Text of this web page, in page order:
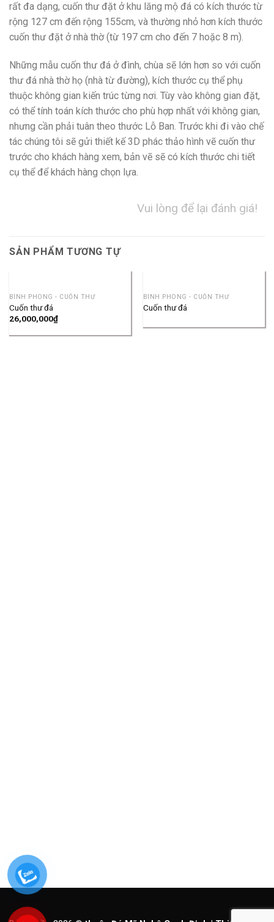
rất đa dạng, cuốn thư đặt ở khu lăng mộ đá có kích thước từ
rộng 127 cm đến rộng 155cm, và thường nhỏ hơn kích thước
cuốn thư đặt ở nhà thờ (từ 197 cm cho đến 7 hoặc 8 m).
Những mẫu cuốn thư đá ở đình, chùa sẽ lớn hơn so với cuốn
thư đá nhà thờ họ (nhà từ đường), kích thước cụ thể phụ
thuộc không gian kiến trúc từng nơi. Tùy vào không gian đặt,
có thể tính toán kích thước cho phù hợp nhất với không gian,
nhưng cần phải tuân theo thước Lỗ Ban. Trước khi đi vào chế
tác chúng tôi sẽ gửi thiết kế 3D phác thảo hình vẽ cuốn thư
trước cho khách hàng xem, bản vẽ sẽ có kích thước chi tiết
cụ thể để khách hàng chọn lựa.
Vui lòng để lại đánh giá!
SẢN PHẨM TƯƠNG TỰ
BÌNH PHONG - CUỐN THƯ
Cuốn thư đá
26,000,000₫
BÌNH PHONG - CUỐN THƯ
Cuốn thư đá